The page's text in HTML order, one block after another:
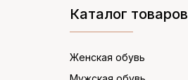
Каталог товаров
Женская обувь